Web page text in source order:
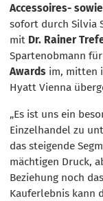
Accessoires-
sofort durch Silvia
mit Dr. Rainer
Spartenobmann
Awards im, mitten
Hyatt Vienna
„Es ist uns ein
Einzelhandel zu
das steigende
mächtigen Druck,
Beziehung noch
Kauferlebnis kann